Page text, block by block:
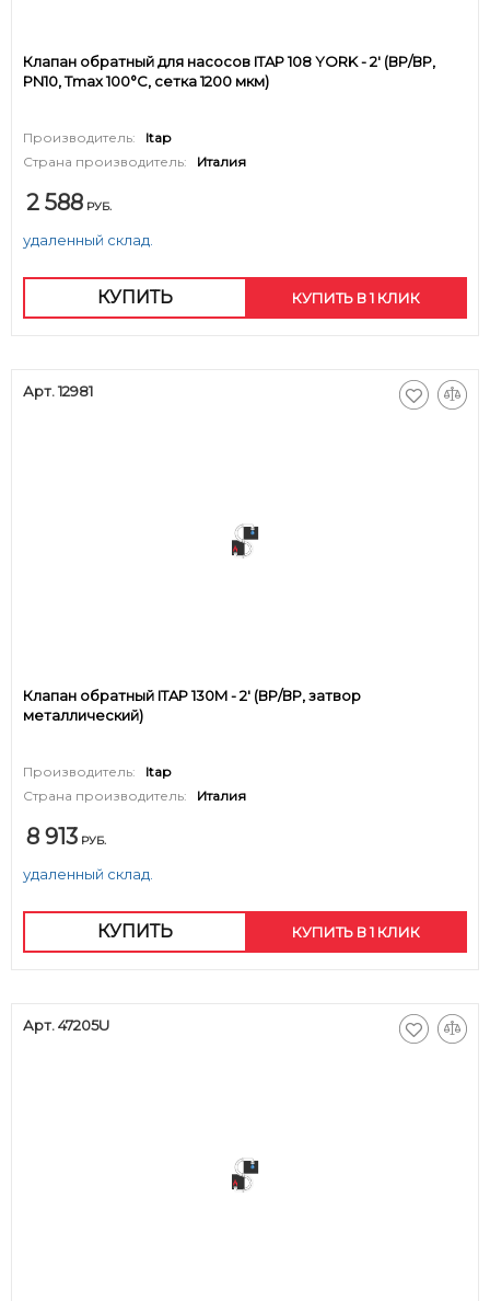
Клапан обратный для насосов ITAP 108 YORK - 2' (ВР/ВР,
PN10, Tmax 100°C, сетка 1200 мкм)
Производитель:
Itap
Страна производитель:
Италия
2 588 РУБ.
удаленный склад.
КУПИТЬ КУПИТЬ В 1 КЛИК
Арт. 12981
Клапан обратный ITAP 130M - 2' (ВР/ВР, затвор
металлический)
Производитель:
Itap
Страна производитель:
Италия
8 913 РУБ.
удаленный склад.
КУПИТЬ КУПИТЬ В 1 КЛИК
Арт. 47205U